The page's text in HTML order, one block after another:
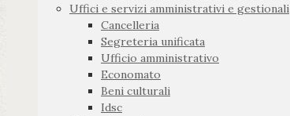
Uffici e servizi amministrativi e gestionali
Cancelleria
Segreteria unificata
Ufficio amministrativo
Economato
Beni culturali
Idsc